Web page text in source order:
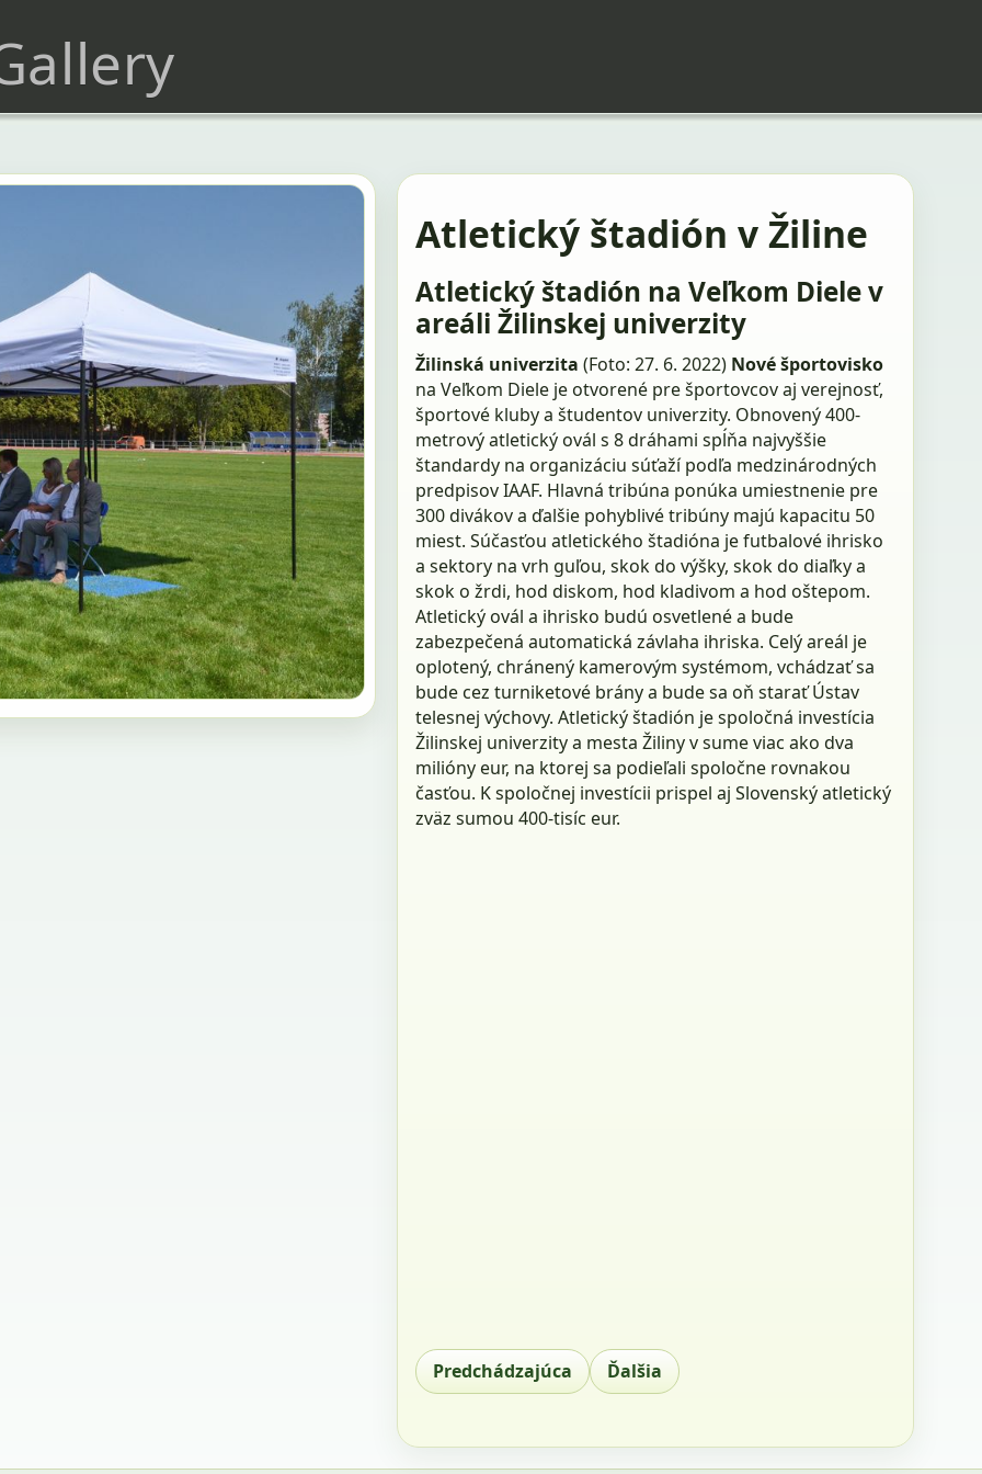
Atletický štadión v Žiline
Atletický štadión na Veľkom Diele v
areáli Žilinskej univerzity
Žilinská univerzita (Foto: 27. 6. 2022) Nové športovisko
na Veľkom Diele je otvorené pre športovcov aj verejnosť,
športové kluby a študentov univerzity. Obnovený 400-
metrový atletický ovál s 8 dráhami spĺňa najvyššie
štandardy na organizáciu súťaží podľa medzinárodných
predpisov IAAF. Hlavná tribúna ponúka umiestnenie pre
300 divákov a ďalšie pohyblivé tribúny majú kapacitu 50
miest. Súčasťou atletického štadióna je futbalové ihrisko
a sektory na vrh guľou, skok do výšky, skok do diaľky a
skok o žrdi, hod diskom, hod kladivom a hod oštepom.
Atletický ovál a ihrisko budú osvetlené a bude
zabezpečená automatická závlaha ihriska. Celý areál je
oplotený, chránený kamerovým systémom, vchádzať sa
bude cez turniketové brány a bude sa oň starať Ústav
telesnej výchovy. Atletický štadión je spoločná investícia
Žilinskej univerzity a mesta Žiliny v sume viac ako dva
milióny eur, na ktorej sa podieľali spoločne rovnakou
časťou. K spoločnej investícii prispel aj Slovenský atletický
zväz sumou 400-tisíc eur.
Predchádzajúca Ďalšia